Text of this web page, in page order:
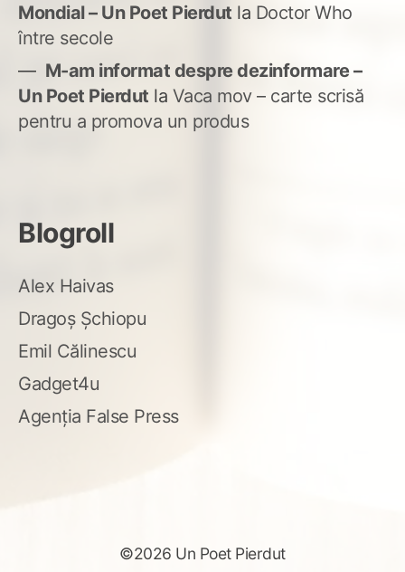
Mondial – Un Poet Pierdut la Doctor Who
între secole
M-am informat despre dezinformare –
Un Poet Pierdut la Vaca mov – carte scrisă
pentru a promova un produs
Blogroll
Alex Haivas
Dragoș Șchiopu
Emil Călinescu
Gadget4u
Agenția False Press
©2026 Un Poet Pierdut